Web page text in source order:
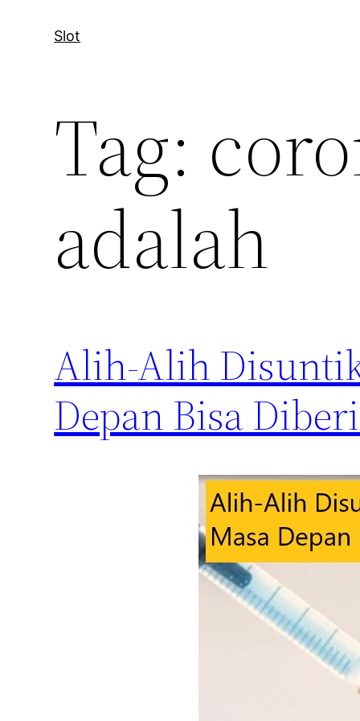
Slot
Tag:
adalah
Alih-Alih
Depan Bisa